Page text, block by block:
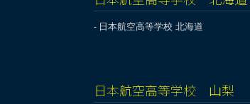
日本航空高等学校 北海道
日本航空高等学校 山梨